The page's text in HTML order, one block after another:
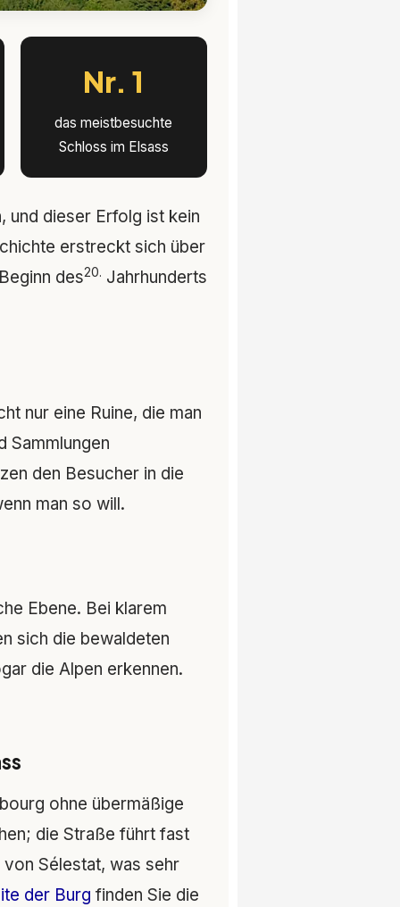
Nr. 1
das meistbesuchte
Schloss im Elsass
und dieser Erfolg ist kein
erstreckt sich über
des20. Jahrhunderts
nur eine Ruine, die man
Sammlungen
den Besucher in die
man so will.
Ebene. Bei klarem
sich die bewaldeten
die Alpen erkennen.
ohne übermäßige
die Straße führt fast
Sélestat, was sehr
der Burg finden Sie die